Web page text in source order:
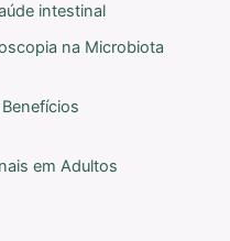
intestinal
na Microbiota
em Adultos